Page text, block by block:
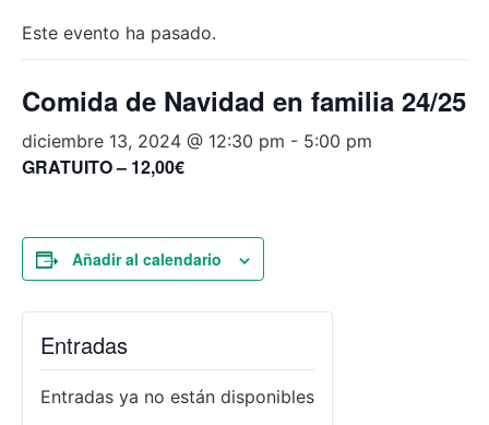
Este evento ha pasado.
Comida de Navidad en familia 24/25
diciembre 13, 2024 @ 12:30 pm - 5:00 pm
GRATUITO – 12,00€
Añadir al calendario
Entradas
Entradas ya no están disponibles